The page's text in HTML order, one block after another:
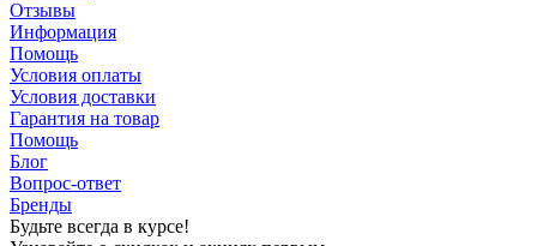
Отзывы
Информация
Помощь
Условия оплаты
Условия доставки
Гарантия на товар
Помощь
Блог
Вопрос-ответ
Бренды
Будьте всегда в курсе!